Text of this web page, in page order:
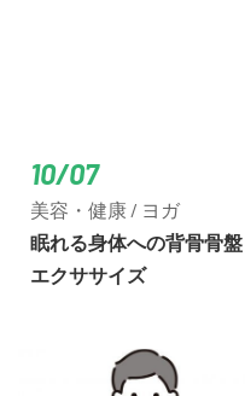
10/07
美容・健康 / ヨガ
眠れる身体への背骨骨盤
エクササイズ